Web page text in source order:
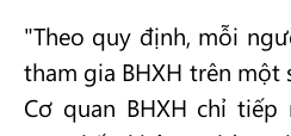
"Theo quy định, mỗi
tham gia BHXH trên một
Cơ quan BHXH chỉ